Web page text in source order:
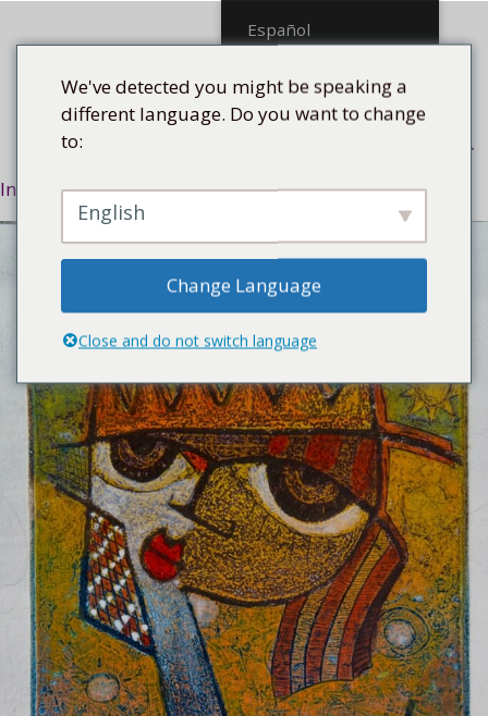
Menú
Inicio /Asunto/Afrocubano/ 7 soles, 2016
Español
We've detected you might be speaking a
different language. Do you want to change
to:
English
Change Language
Close and do not switch language